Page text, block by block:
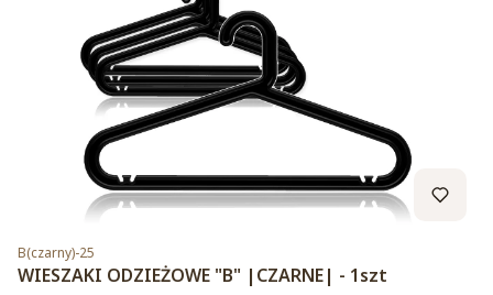
Kod produktu
B(czarny)-25
WIESZAKI ODZIEŻOWE "B" |CZARNE| - 1szt